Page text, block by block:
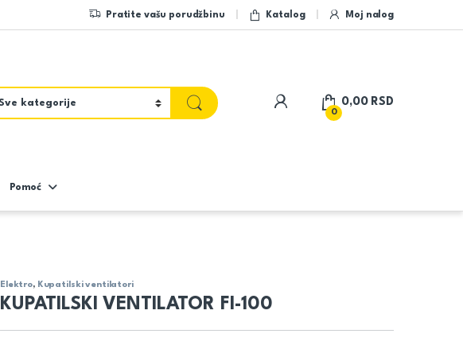
Pratite vašu porudžbinu Katalog Moj nalog
My Account
0
0,00 RSD
Pomoć
Elektro, Kupatilski ventilatori
KUPATILSKI VENTILATOR FI-100